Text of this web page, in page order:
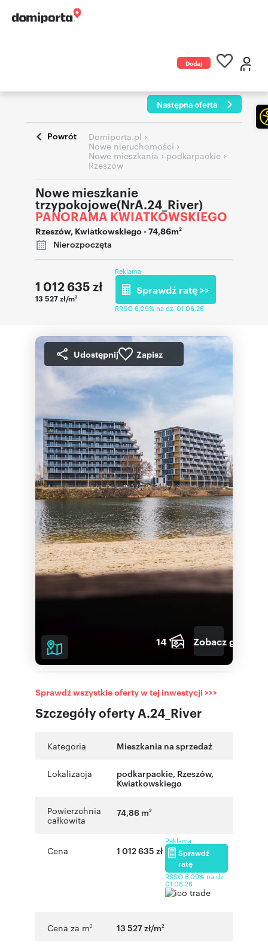
Dodaj
Następna oferta
Powrót Domiporta.pl ›
Nowe nieruchomości ›
Nowe mieszkania › podkarpackie ›
Rzeszów
Nowe mieszkanie
trzypokojowe(NrA.24_River)
PANORAMA KWIATKOWSKIEGO
Rzeszów, Kwiatkowskiego- 74,86m2
Nierozpoczęta
1 012 635 zł
13 527 zł/m2
Reklama
Sprawdź ratę >>
RRSO 6,09% na dz. 01.06.26
Udostępnij Zapisz
14 Zobacz galerię
Szczegóły oferty A.24_River
Sprawdź wszystkie oferty w tej inwestycji >>>
Kategoria Mieszkania na sprzedaż
Lokalizacja podkarpackie, Rzeszów,
Kwiatkowskiego
Powierzchnia
całkowita
74,86 m2
Cena 1 012 635 zł
Reklama
Sprawdź
ratę
RSSO 6,09% na dz.
01.06.26
Cena za m2 13 527 zł/m2